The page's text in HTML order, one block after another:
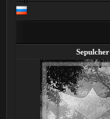
Sepulcher